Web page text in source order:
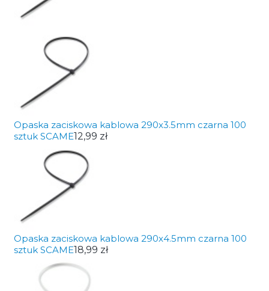
Opaska zaciskowa kablowa 290x3.5mm czarna 100
sztuk SCAME12,99 zł
Opaska zaciskowa kablowa 290x4.5mm czarna 100
sztuk SCAME18,99 zł